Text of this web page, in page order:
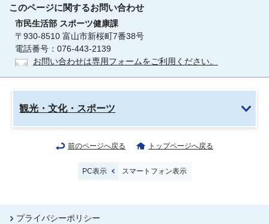
このページに関するお問い合わせ
市民生活部 スポーツ健康課
〒930-8510 富山市新桜町7番38号
電話番号：076-443-2139
お問い合わせは専用フォームをご利用ください。
観光・文化・スポーツ
前のページへ戻る トップページへ戻る
PC表示 スマートフォン表示
プライバシーポリシー